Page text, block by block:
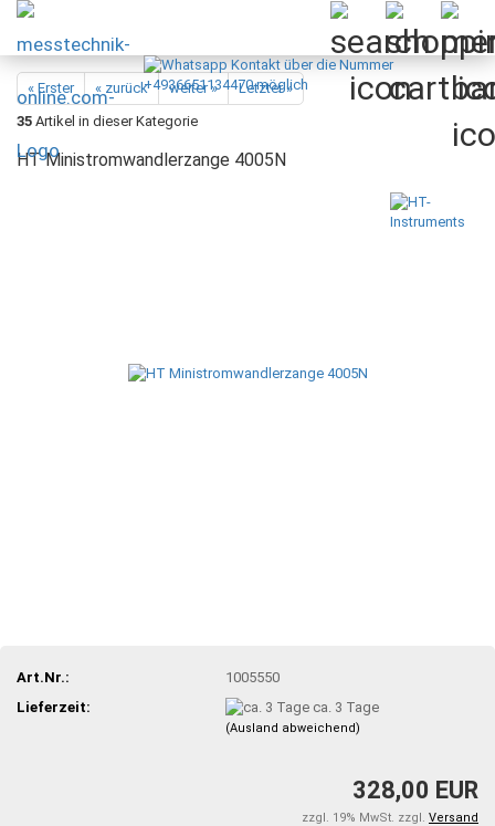
« Erster « zurück weiter »
Letzter »
35 Artikel in dieser Kategorie
HT Ministromwandlerzange 4005N
Art.Nr.:
1005550
Lieferzeit:
ca. 3 Tage
(Ausland abweichend)
328,00 EUR
zzgl. 19% MwSt. zzgl. Versand